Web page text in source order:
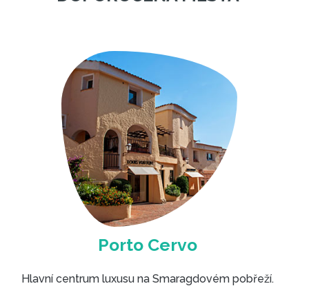
DOPORUČENÉ PLÁŽE
Hlavní centrum luxusu na Smaragdovém pobřeží.